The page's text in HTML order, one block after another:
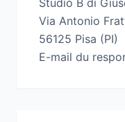
Studio B di
Via Antonio
56125 Pisa (PI)
E-mail du